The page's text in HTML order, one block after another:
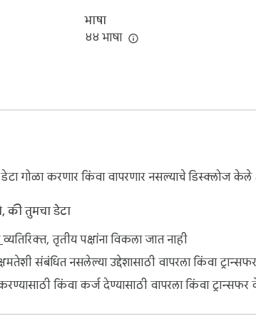
भाषा
४४ भाषा
गोळा करणार किंवा वापरणार नसल्याचे डिस्क्लोज
की तुमचा डेटा
व्यतिरिक्त, तृतीय पक्षांना विकला जात नाही
संबंधित नसलेल्या उद्देशासाठी वापरला किंवा
करण्यासाठी किंवा कर्ज देण्यासाठी वापरला किंवा